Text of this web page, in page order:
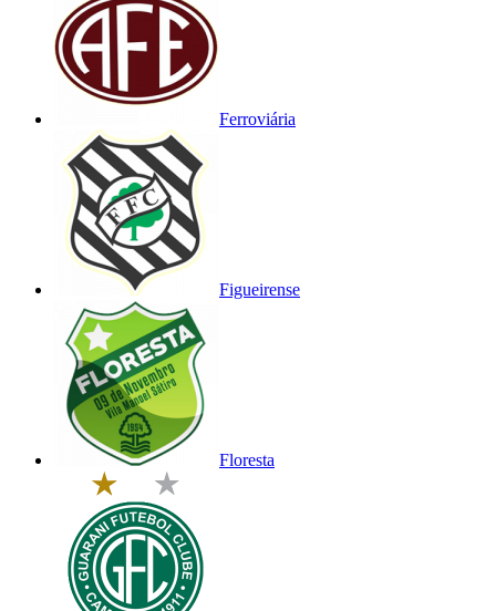
Ferroviária
Figueirense
Floresta